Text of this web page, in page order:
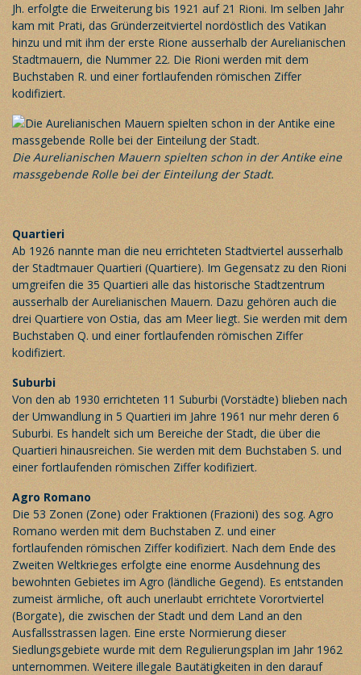
Jh. erfolgte die Erweiterung bis 1921 auf 21 Rioni. Im selben Jahr
kam mit Prati, das Gründerzeitviertel nordöstlich des Vatikan
hinzu und mit ihm der erste Rione ausserhalb der Aurelianischen
Stadtmauern, die Nummer 22. Die Rioni werden mit dem
Buchstaben R. und einer fortlaufenden römischen Ziffer
kodifiziert.
Die Aurelianischen Mauern spielten schon in der Antike eine
massgebende Rolle bei der Einteilung der Stadt.
Quartieri
Ab 1926 nannte man die neu errichteten Stadtviertel ausserhalb
der Stadtmauer Quartieri (Quartiere). Im Gegensatz zu den Rioni
umgreifen die 35 Quartieri alle das historische Stadtzentrum
ausserhalb der Aurelianischen Mauern. Dazu gehören auch die
drei Quartiere von Ostia, das am Meer liegt. Sie werden mit dem
Buchstaben Q. und einer fortlaufenden römischen Ziffer
kodifiziert.
Suburbi
Von den ab 1930 errichteten 11 Suburbi (Vorstädte) blieben nach
der Umwandlung in 5 Quartieri im Jahre 1961 nur mehr deren 6
Suburbi. Es handelt sich um Bereiche der Stadt, die über die
Quartieri hinausreichen. Sie werden mit dem Buchstaben S. und
einer fortlaufenden römischen Ziffer kodifiziert.
Agro Romano
Die 53 Zonen (Zone) oder Fraktionen (Frazioni) des sog. Agro
Romano werden mit dem Buchstaben Z. und einer
fortlaufenden römischen Ziffer kodifiziert. Nach dem Ende des
Zweiten Weltkrieges erfolgte eine enorme Ausdehnung des
bewohnten Gebietes im Agro (ländliche Gegend). Es entstanden
zumeist ärmliche, oft auch unerlaubt errichtete Vorortviertel
(Borgate), die zwischen der Stadt und dem Land an den
Ausfallsstrassen lagen. Eine erste Normierung dieser
Siedlungsgebiete wurde mit dem Regulierungsplan im Jahr 1962
unternommen. Weitere illegale Bautätigkeiten in den darauf